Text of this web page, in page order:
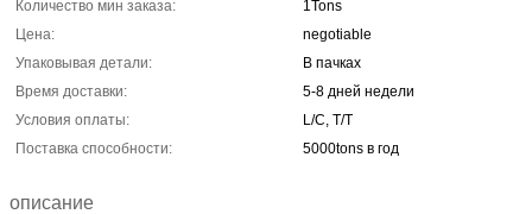
Количество мин заказа:
1Tons
Цена:
negotiable
Упаковывая детали:
В пачках
Время доставки:
5-8 дней недели
Условия оплаты:
L/C, T/T
Поставка способности:
5000tons в год
описание